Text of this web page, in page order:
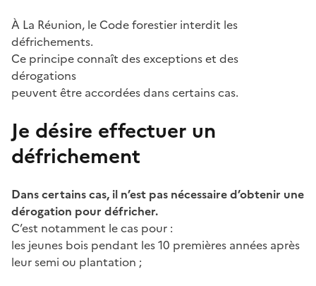
À La Réunion, le Code forestier interdit les
défrichements.
Ce principe connaît des exceptions et des
dérogations
peuvent être accordées dans certains cas.
Je désire effectuer un
défrichement
Dans certains cas, il n’est pas nécessaire d’obtenir une
dérogation pour défricher.
C’est notamment le cas pour :
les jeunes bois pendant les 10 premières années après
leur semi ou plantation ;